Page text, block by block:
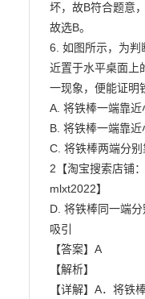
坏，故B符合题意
故选B。
6. 如图所示，为判
近置于水平桌面上
一现象，便能证明
A. 将铁棒一端靠
B. 将铁棒一端靠近
C. 将铁棒两端分别
2【淘宝搜索店铺
mlxt2022】
D. 将铁棒同一端
吸引
【答案】A
【解析】
【详解】A．将铁